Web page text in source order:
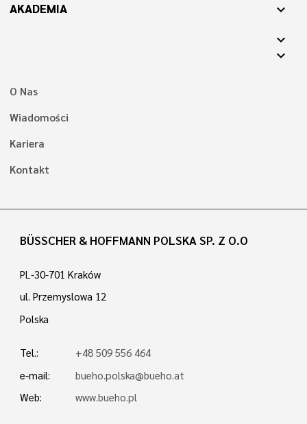
AKADEMIA
expand_more
expand_more
expand_more
O Nas
Wiadomości
Kariera
Kontakt
BÜSSCHER & HOFFMANN POLSKA SP. Z O.O
PL-30-701 Kraków
ul. Przemyslowa 12
Polska
Tel.:
+48 509 556 464
e-mail:
bueho.polska@bueho.at
Web:
www.bueho.pl